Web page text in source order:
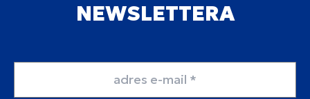
NEWSLETTERA